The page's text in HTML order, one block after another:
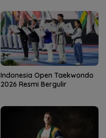
Indonesia Open Taekwondo
2026 Resmi Bergulir